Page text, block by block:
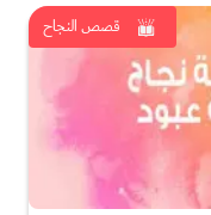
قصص النجاح